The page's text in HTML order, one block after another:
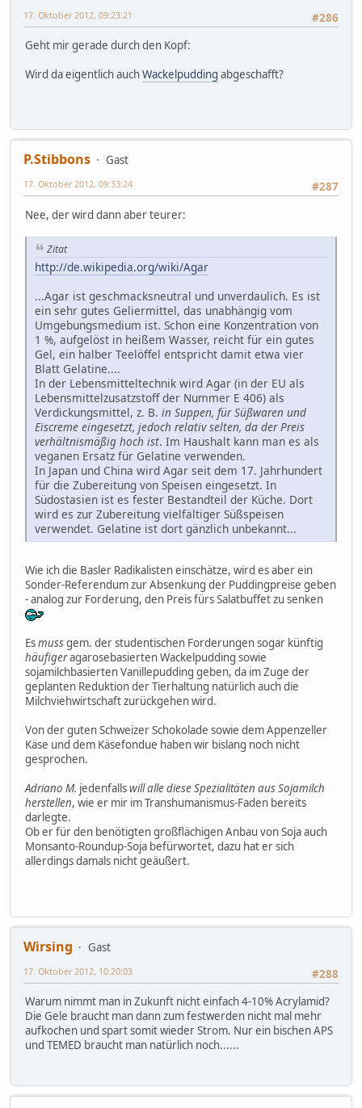
#286
17. Oktober 2012, 09:23:21
Geht mir gerade durch den Kopf:
Wird da eigentlich auchWackelpudding abgeschafft?
P.Stibbons
Gast
#287
17. Oktober 2012, 09:33:24
Nee, der wird dann aber teurer:
Zitat
http://de.wikipedia.org/wiki/Agar
...Agar ist geschmacksneutral und unverdaulich. Es ist
ein sehr gutes Geliermittel, das unabhängig vom
Umgebungsmedium ist. Schon eine Konzentration von
1 %, aufgelöst in heißem Wasser, reicht für ein gutes
Gel, ein halber Teelöffel entspricht damit etwa vier
Blatt Gelatine....
In der Lebensmitteltechnik wird Agar (in der EU als
Lebensmittelzusatzstoff der Nummer E 406) als
Verdickungsmittel, z. B. in Suppen, für Süßwaren und
Eiscreme eingesetzt, jedoch relativ selten, da der Preis
verhältnismäßig hoch ist. Im Haushalt kann man es als
veganen Ersatz für Gelatine verwenden.
In Japan und China wird Agar seit dem 17. Jahrhundert
für die Zubereitung von Speisen eingesetzt. In
Südostasien ist es fester Bestandteil der Küche. Dort
wird es zur Zubereitung vielfältiger Süßspeisen
verwendet. Gelatine ist dort gänzlich unbekannt...
Wie ich die Basler Radikalisten einschätze, wird es aber ein
Sonder-Referendum zur Absenkung der Puddingpreise geben
- analog zur Forderung, den Preis fürs Salatbuffet zu senken
Esmussgem. der studentischen Forderungen sogar künftig
häufigeragarosebasierten Wackelpudding sowie
sojamilchbasierten Vanillepudding geben, da im Zuge der
geplanten Reduktion der Tierhaltung natürlich auch die
Milchviehwirtschaft zurückgehen wird.
Von der guten Schweizer Schokolade sowie dem Appenzeller
Käse und dem Käsefondue haben wir bislang noch nicht
gesprochen.
Adriano M. jedenfallswill alle diese Spezialitäten aus Sojamilch
herstellen, wie er mir im Transhumanismus-Faden bereits
darlegte.
Ob er für den benötigten großflächigen Anbau von Soja auch
Monsanto-Roundup-Soja befürwortet, dazu hat er sich
allerdings damals nicht geäußert.
Wirsing
Gast
#288
17. Oktober 2012, 10:20:03
Warum nimmt man in Zukunft nicht einfach 4-10% Acrylamid?
Die Gele braucht man dann zum festwerden nicht mal mehr
aufkochen und spart somit wieder Strom. Nur ein bischen APS
und TEMED braucht man natürlich noch......